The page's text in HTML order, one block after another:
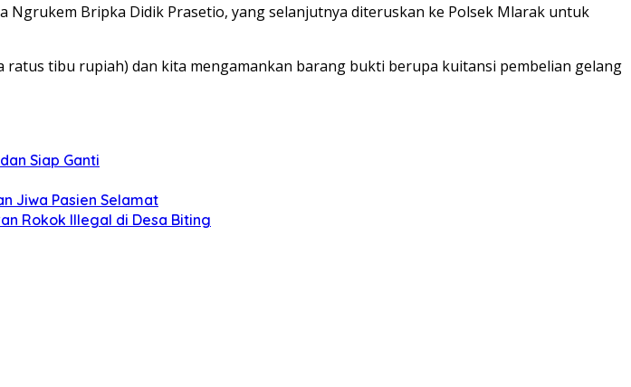
Bripka Didik Prasetio, yang selanjutnya diteruskan ke Polsek Mlarak untuk
tibu rupiah) dan kita mengamankan barang bukti berupa kuitansi pembelian gelang
Siap Ganti
Jiwa Pasien Selamat
Rokok Illegal di Desa Biting